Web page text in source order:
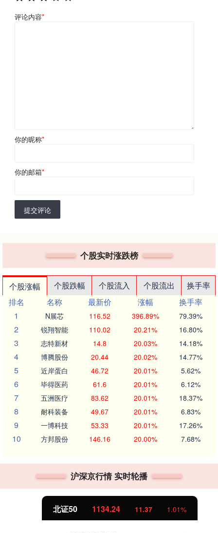
评论内容*
你的昵称*
你的邮箱*
提交评论
个股实时涨跌榜
个股涨幅 个股跌幅 个股流入 个股流出
换手率
排名
名称 最新价 涨幅
换手率
1
N展芯 116.52 396.89% 79.39%
2 锐翔智能 110.02 20.21% 16.80%
3 志特新材 14.8 20.03% 14.18%
4 博腾股份 20.44 20.02% 14.77%
5 近岸蛋白 46.72 20.01% 5.62%
6 毕得医药 61.6 20.01% 6.12%
7 五洲医疗 83.62 20.01% 18.37%
8 耐科装备 49.67 20.01% 6.83%
9 一博科技 53.33 20.01% 17.26%
10 方邦股份 146.16 20.00% 7.68%
沪深京行情 实时轮播
北证50 1134.24 11.37 1.01%